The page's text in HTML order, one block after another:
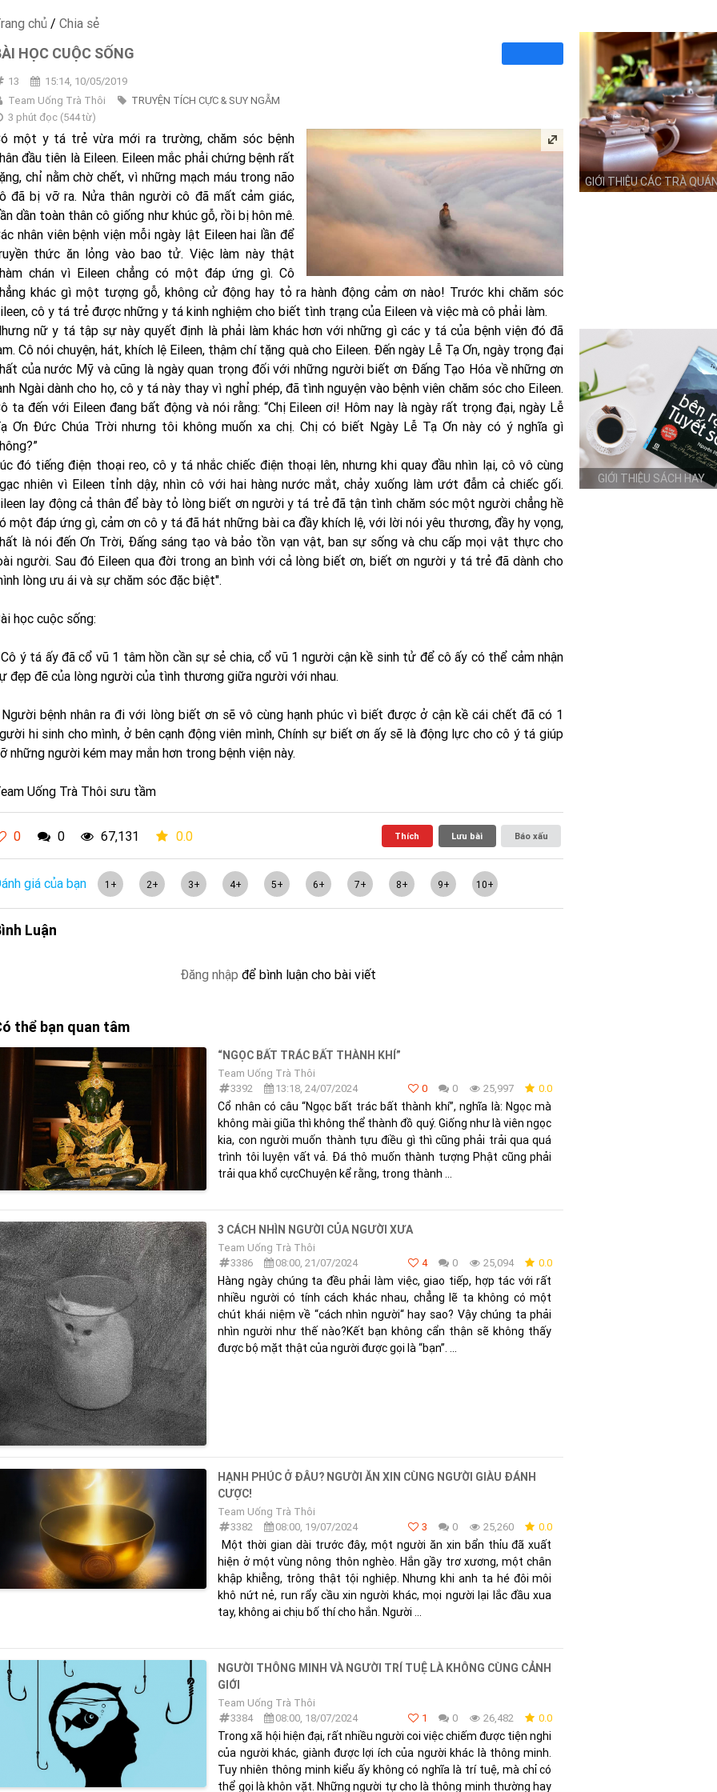
chủ / Chia sẻ
HỌC CUỘC SỐNG
13
15:14, 10/05/2019
Team Uống Trà Thôi
TRUYỆN TÍCH CỰC & SUY NGẪM
3 phút đọc(544từ)
một y tá trẻ vừa mới ra trường, chăm sóc bệnh
đầu tiên là Eileen. Eileen mắc phải chứng bệnh rất
chỉ nằm chờ chết, vì những mạch máu trong não
đã bị vỡ ra. Nửa thân người cô đã mất cảm giác,
dần toàn thân cô giống như khúc gỗ, rồi bị hôn mê.
nhân viên bệnh viện mỗi ngày lật Eileen hai lần để
thức ăn lỏng vào bao tử. Việc làm này thật
chán vì Eileen chẳng có một đáp ứng gì. Cô
khác gì một tượng gỗ, không cử động hay tỏ ra hành động cảm ơn nào! Trước khi chăm sóc
cô y tá trẻ được những y tá kinh nghiệm cho biết tình trạng của Eileen và việc mà cô phải làm.
nữ y tá tập sự này quyết định là phải làm khác hơn với những gì các y tá của bệnh viện đó đã
Cô nói chuyện, hát, khích lệ Eileen, thậm chí tặng quà cho Eileen. Đến ngày Lễ Tạ Ơn, ngày trọng đại
của nước Mỹ và cũng là ngày quan trọng đối với những người biết ơn Đấng Tạo Hóa về những ơn
Ngài dành cho họ, cô y tá này thay vì nghỉ phép, đã tình nguyện vào bệnh viên chăm sóc cho Eileen.
ta đến với Eileen đang bất động và nói rằng: “Chị Eileen ơi! Hôm nay là ngày rất trọng đại, ngày Lễ
Ơn Đức Chúa Trời nhưng tôi không muốn xa chị. Chị có biết Ngày Lễ Tạ Ơn này có ý nghĩa gì
đó tiếng điện thoại reo, cô y tá nhắc chiếc điện thoại lên, nhưng khi quay đầu nhìn lại, cô vô cùng
nhiên vì Eileen tỉnh dậy, nhìn cô với hai hàng nước mắt, chảy xuống làm ướt đẫm cả chiếc gối.
lay động cả thân để bày tỏ lòng biết ơn người y tá trẻ đã tận tình chăm sóc một người chẳng hề
một đáp ứng gì, cảm ơn cô y tá đã hát những bài ca đầy khích lệ, với lời nói yêu thương, đầy hy vọng,
là nói đến Ơn Trời, Đấng sáng tạo và bảo tồn vạn vật, ban sự sống và chu cấp mọi vật thực cho
người. Sau đó Eileen qua đời trong an bình với cả lòng biết ơn, biết ơn người y tá trẻ đã dành cho
lòng ưu ái và sự chăm sóc đặc biệt".
học cuộc sống:
ý tá ấy đã cổ vũ 1 tâm hồn cần sự sẻ chia, cổ vũ 1 người cận kề sinh tử để cô ấy có thể cảm nhận
đẹp đẽ của lòng người của tình thương giữa người với nhau.
bệnh nhân ra đi với lòng biết ơn sẽ vô cùng hạnh phúc vì biết được ở cận kề cái chết đã có 1
hi sinh cho mình, ở bên cạnh động viên mình, Chính sự biết ơn ấy sẽ là động lực cho cô ý tá giúp
những người kém may mắn hơn trong bệnh viện này.
Uống Trà Thôi sưu tầm
0 0 67,131 0.0 Thích Lưu bài Báo xấu
giá của bạn 1+ 2+ 3+ 4+ 5+ 6+ 7+ 8+ 9+ 10+
Luận
Đăng nhập để bình luận cho bài viết
thể bạn quan tâm
“NGỌC BẤT TRÁC BẤT THÀNH KHÍ”
Team Uống Trà Thôi
3392
13:18, 24/07/2024 0 0 25,997 0.0
Cổ nhân có câu “Ngọc bất trác bất thành khí”, nghĩa là: Ngọc mà
không mài giũa thì không thể thành đồ quý. Giống như là viên ngọc
kia, con người muốn thành tựu điều gì thì cũng phải trải qua quá
trình tôi luyện vất vả. Đá thô muốn thành tượng Phật cũng phải
trải qua khổ cựcChuyện kể rằng, trong thành ...
3 CÁCH NHÌN NGƯỜI CỦA NGƯỜI XƯA
Team Uống Trà Thôi
3386
08:00, 21/07/2024 4 0 25,094 0.0
Hàng ngày chúng ta đều phải làm việc, giao tiếp, hợp tác với rất
nhiều người có tính cách khác nhau, chẳng lẽ ta không có một
chút khái niệm về “cách nhìn người“ hay sao? Vậy chúng ta phải
nhìn người như thế nào?Kết bạn không cẩn thận sẽ không thấy
được bộ mặt thật của người được gọi là “bạn”. ...
HẠNH PHÚC Ở ĐÂU? NGƯỜI ĂN XIN CÙNG NGƯỜI GIÀU ĐÁNH
CƯỢC!
Team Uống Trà Thôi
3382
08:00, 19/07/2024 3 0 25,260 0.0
Một thời gian dài trước đây, một người ăn xin bẩn thỉu đã xuất
hiện ở một vùng nông thôn nghèo. Hắn gầy trơ xương, một chân
khập khiễng, trông thật tội nghiệp. Nhưng khi anh ta hé đôi môi
khô nứt nẻ, run rẩy cầu xin người khác, mọi người lại lắc đầu xua
tay, không ai chịu bố thí cho hắn. Người ...
NGƯỜI THÔNG MINH VÀ NGƯỜI TRÍ TUỆ LÀ KHÔNG CÙNG CẢNH
GIỚI
Team Uống Trà Thôi
3384
08:00, 18/07/2024 1 0 26,482 0.0
Trong xã hội hiện đại, rất nhiều người coi việc chiếm được tiện nghi
của người khác, giành được lợi ích của người khác là thông minh.
Tuy nhiên thông minh kiểu ấy không có nghĩa là trí tuệ, mà chỉ có
thể gọi là khôn vặt. Những người tự cho là thông minh thường hay
GIỚI THIỆU CÁC TRÀ
GIỚI THIỆU SÁCH HAY